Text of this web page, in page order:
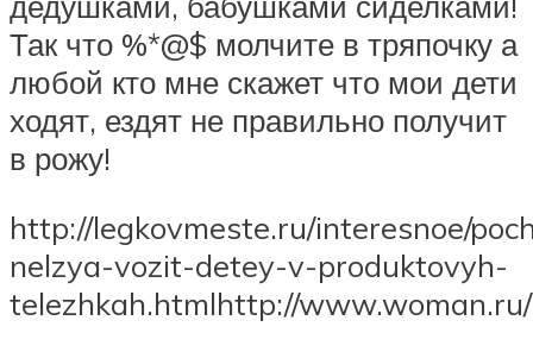
Так что %*@$ молчите в тряпочку а
любой кто мне скажет что мои дети
ходят, ездят не правильно получит
в рожу!
http://legkovmeste.ru/interesnoe/
nelzya-vozit-detey-v-produktovyh-
telezhkah.htmlhttp://